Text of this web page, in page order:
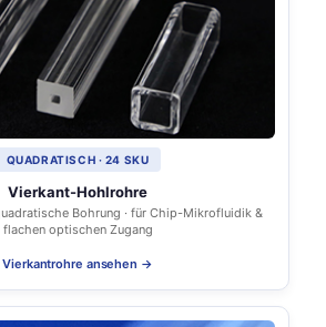
QUADRATISCH · 24 SKU
Vierkant-Hohlrohre
Bohrung · für Chip-Mikrofluidik &
flachen optischen Zugang
Vierkantrohre ansehen →